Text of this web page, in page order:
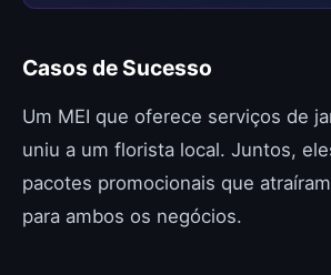
Casos de Sucesso
Um MEI que oferece serviços de
uniu a um florista local. Juntos,
pacotes promocionais que
para ambos os negócios.